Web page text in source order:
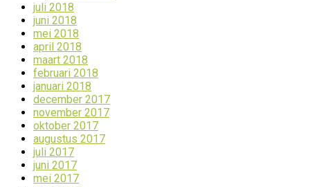
juli 2018
juni 2018
mei 2018
april 2018
maart 2018
februari 2018
januari 2018
december 2017
november 2017
oktober 2017
augustus 2017
juli 2017
juni 2017
mei 2017